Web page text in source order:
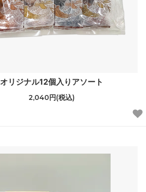
オリジナル12個入りアソート
2,040円(税込)